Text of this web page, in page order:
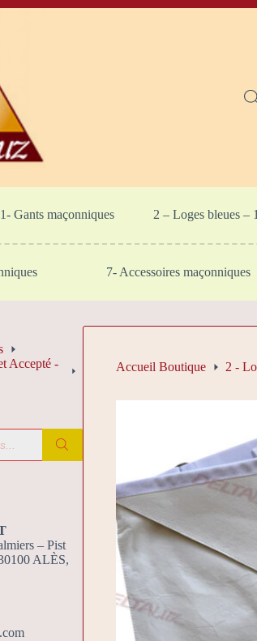
1- Gants maçonniques 2 – Loges bleues –
7- Accessoires maçonniques
Accueil Boutique 2 -
Accepté -
– Pist
ALÈS,